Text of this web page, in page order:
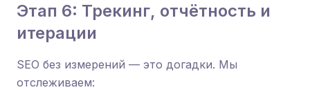
Этап 6: Трекинг, отчётность и
итерации
SEO без измерений — это догадки. Мы
отслеживаем: